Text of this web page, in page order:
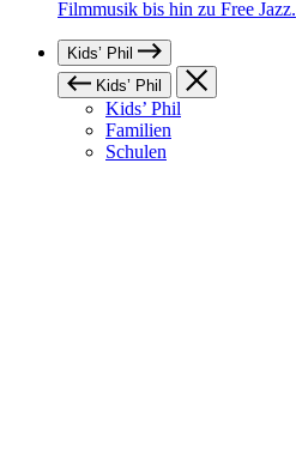
Filmmusik bis hin zu Free Jazz.
Kids’ Phil
Kids’ Phil
Kids’ Phil
Familien
Schulen